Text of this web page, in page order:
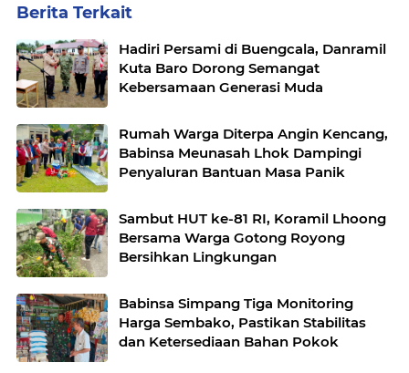
Berita Terkait
Hadiri Persami di Buengcala, Danramil
Kuta Baro Dorong Semangat
Kebersamaan Generasi Muda
Rumah Warga Diterpa Angin Kencang,
Babinsa Meunasah Lhok Dampingi
Penyaluran Bantuan Masa Panik
Sambut HUT ke-81 RI, Koramil Lhoong
Bersama Warga Gotong Royong
Bersihkan Lingkungan
Babinsa Simpang Tiga Monitoring
Harga Sembako, Pastikan Stabilitas
dan Ketersediaan Bahan Pokok